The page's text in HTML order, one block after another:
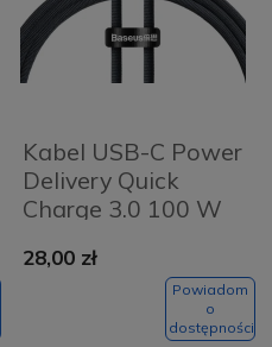
Kabel USB-C Power
Delivery Quick
Charge 3.0 100 W
Crystal Shine
CAJY000601 czarny
28,00 zł
Powiadom
o
dostępności